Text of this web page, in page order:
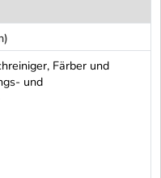
Färber und
und